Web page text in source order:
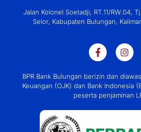
Jalan Kolonel Soetadji, RT.11/RW.04,
Selor, Kabupaten Bulungan,
BPR Bank Bulungan berizin dan
Keuangan (OJK) dan Bank Indonesia
peserta penjaminan